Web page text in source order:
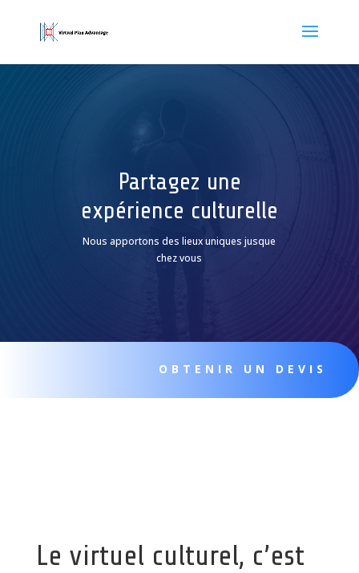
Partagez une
expérience culturelle
Nous apportons des lieux uniques jusque
chez vous
OBTENIR UN DEVIS
Le virtuel culturel, c’est